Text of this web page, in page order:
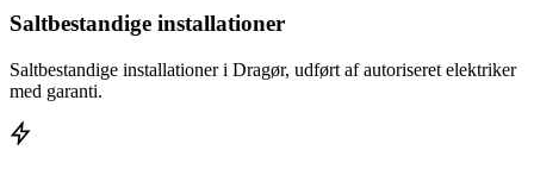
Saltbestandige installationer
Saltbestandige installationer i Dragør, udført af autoriseret elektriker
med garanti.